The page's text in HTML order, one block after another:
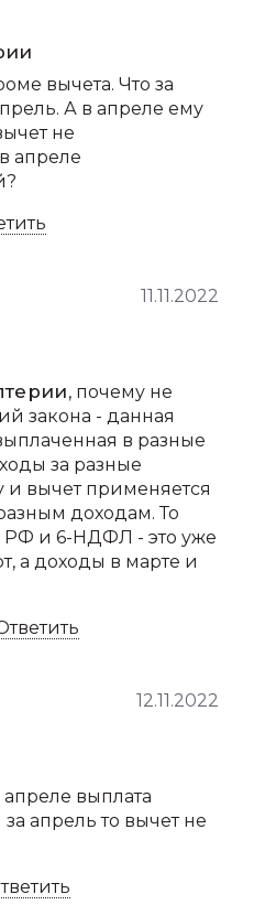
вычета. Что за
А в апреле ему
не
апреле
11.11.2022
, почему не
закона - данная
в разные
за разные
вычет применяется
доходам. То
РФ и 6-НДФЛ - это уже
а доходы в марте и
12.11.2022
апреле выплата
апрель то вычет не